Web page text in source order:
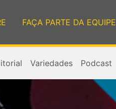
FAÇA PARTE DA EQUIPE
Variedades Podcast